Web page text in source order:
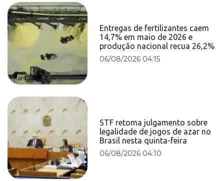
Entregas de fertilizantes caem
14,7% em maio de 2026 e
produção nacional recua 26,2%
06/08/2026 04:15
STF retoma julgamento sobre
legalidade de jogos de azar no
Brasil nesta quinta-feira
06/08/2026 04:10